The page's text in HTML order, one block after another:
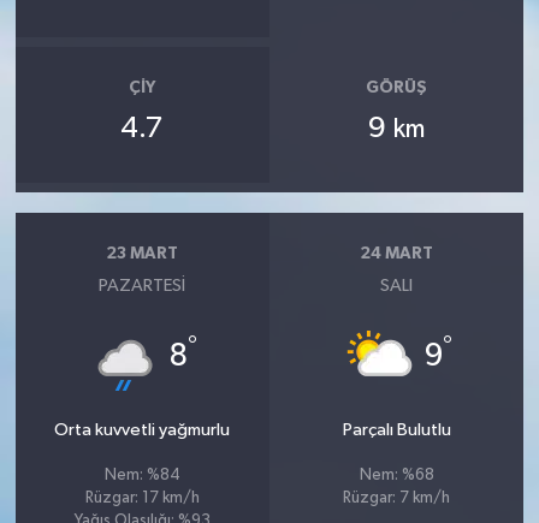
ÇIY
4.7
GÖRÜŞ
9 km
23 MART
PAZARTESI
8°
Orta kuvvetli yağmurlu
Nem: %84
Rüzgar: 17 km/h
24 MART
SALI
9°
Parçalı Bulutlu
Nem: %68
Rüzgar: 7 km/h